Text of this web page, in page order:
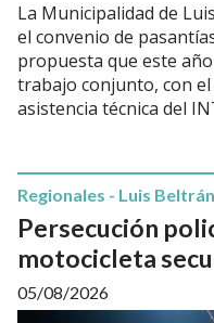
La Municipalidad de
el convenio de
propuesta que este
trabajo conjunto, con
asistencia técnica del
Persecución
motocicleta
Regionales - Luis Beltrán
05/08/2026